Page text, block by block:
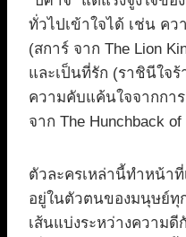
ทั่วไปเข้าใจได้ เช่น ค
(สการ์ จาก The Lion
และเป็นที่รัก (ราชินีใจร้
ความคับแค้นใจจากกา
จาก The Hunchback of
ตัวละครเหล่านี้ทำหน้า
อยู่ในตัวตนของมนุษย์ทุ
เส้นแบ่งระหว่างความดี